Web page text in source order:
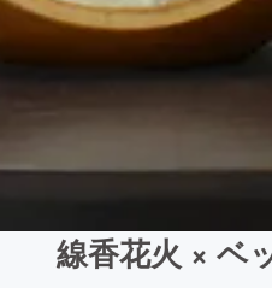
線香花火 × ベ